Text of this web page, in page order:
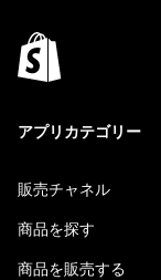
アプリカテゴリー
販売チャネル
商品を探す
商品を販売する